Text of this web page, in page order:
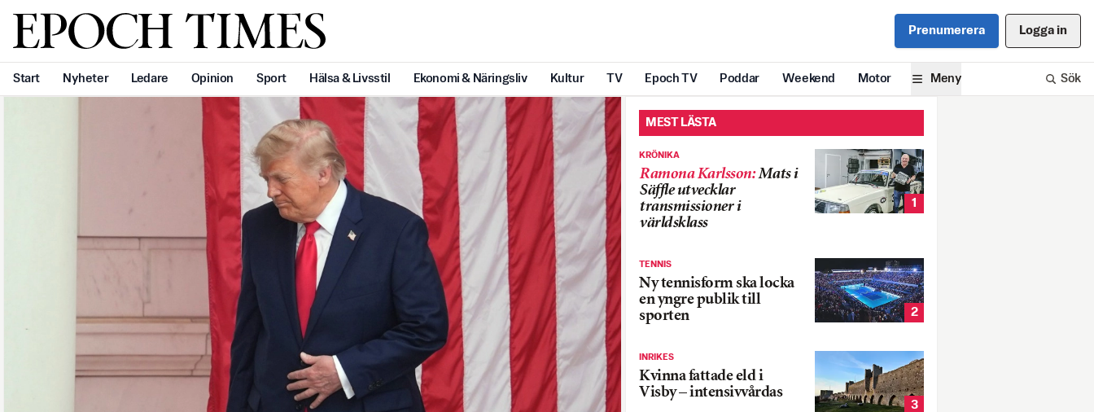
Svenska Epoch Times Prenumerera Logga in
Start Nyheter Ledare Opinion Sport Hälsa & Livsstil Ekonomi & Näringsliv Kultur TV Epoch TV Poddar Weekend Motor Meny Sök
MEST LÄSTA
KRÖNIKA
Ramona Karlsson:Mats i
Säffle utvecklar
transmissioner i
världsklass
1
TENNIS
Ny tennisform ska locka
en yngre publik till
sporten
2
INRIKES
Kvinna fattade eld i
Visby – intensivvårdas
3